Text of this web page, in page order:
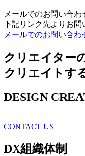
メールでのお問い合わ
下記リンク先よりお問
メールでのお問い合わ
クリエイター
クリエイトす
DESIGN
CONTACT US
DX組織体制